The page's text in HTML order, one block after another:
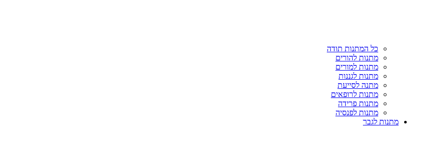
כל המתנות תודה
מתנות להורים
מתנות למורים
מתנות לגננות
מתנה לסייעת
מתנות לרופאים
מתנות פרידה
מתנות לפנסיה
מתנות לגבר